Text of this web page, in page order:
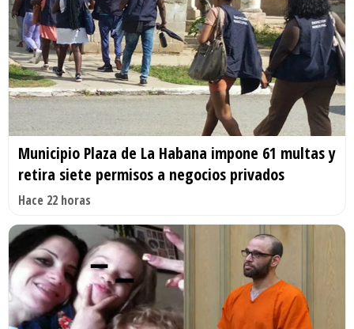
Municipio Plaza de La Habana impone 61 multas y
retira siete permisos a negocios privados
Hace 22 horas